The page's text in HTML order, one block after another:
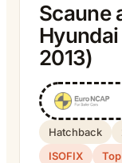
Scaune
2013)
Hatchback
ISOFIX